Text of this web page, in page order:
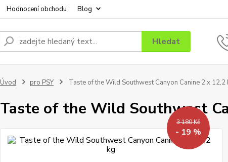
Hodnocení obchodu Blog
Hledat
Úvod pro PSY Taste of the Wild Southwest Canyon Canine 2 x 12,2
Taste of the Wild Southwest
3 180 Kč
- 19 %